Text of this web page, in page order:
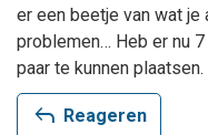
er een beetje van wat je
problemen… Heb er nu
paar te kunnen plaatsen.
reply Reageren